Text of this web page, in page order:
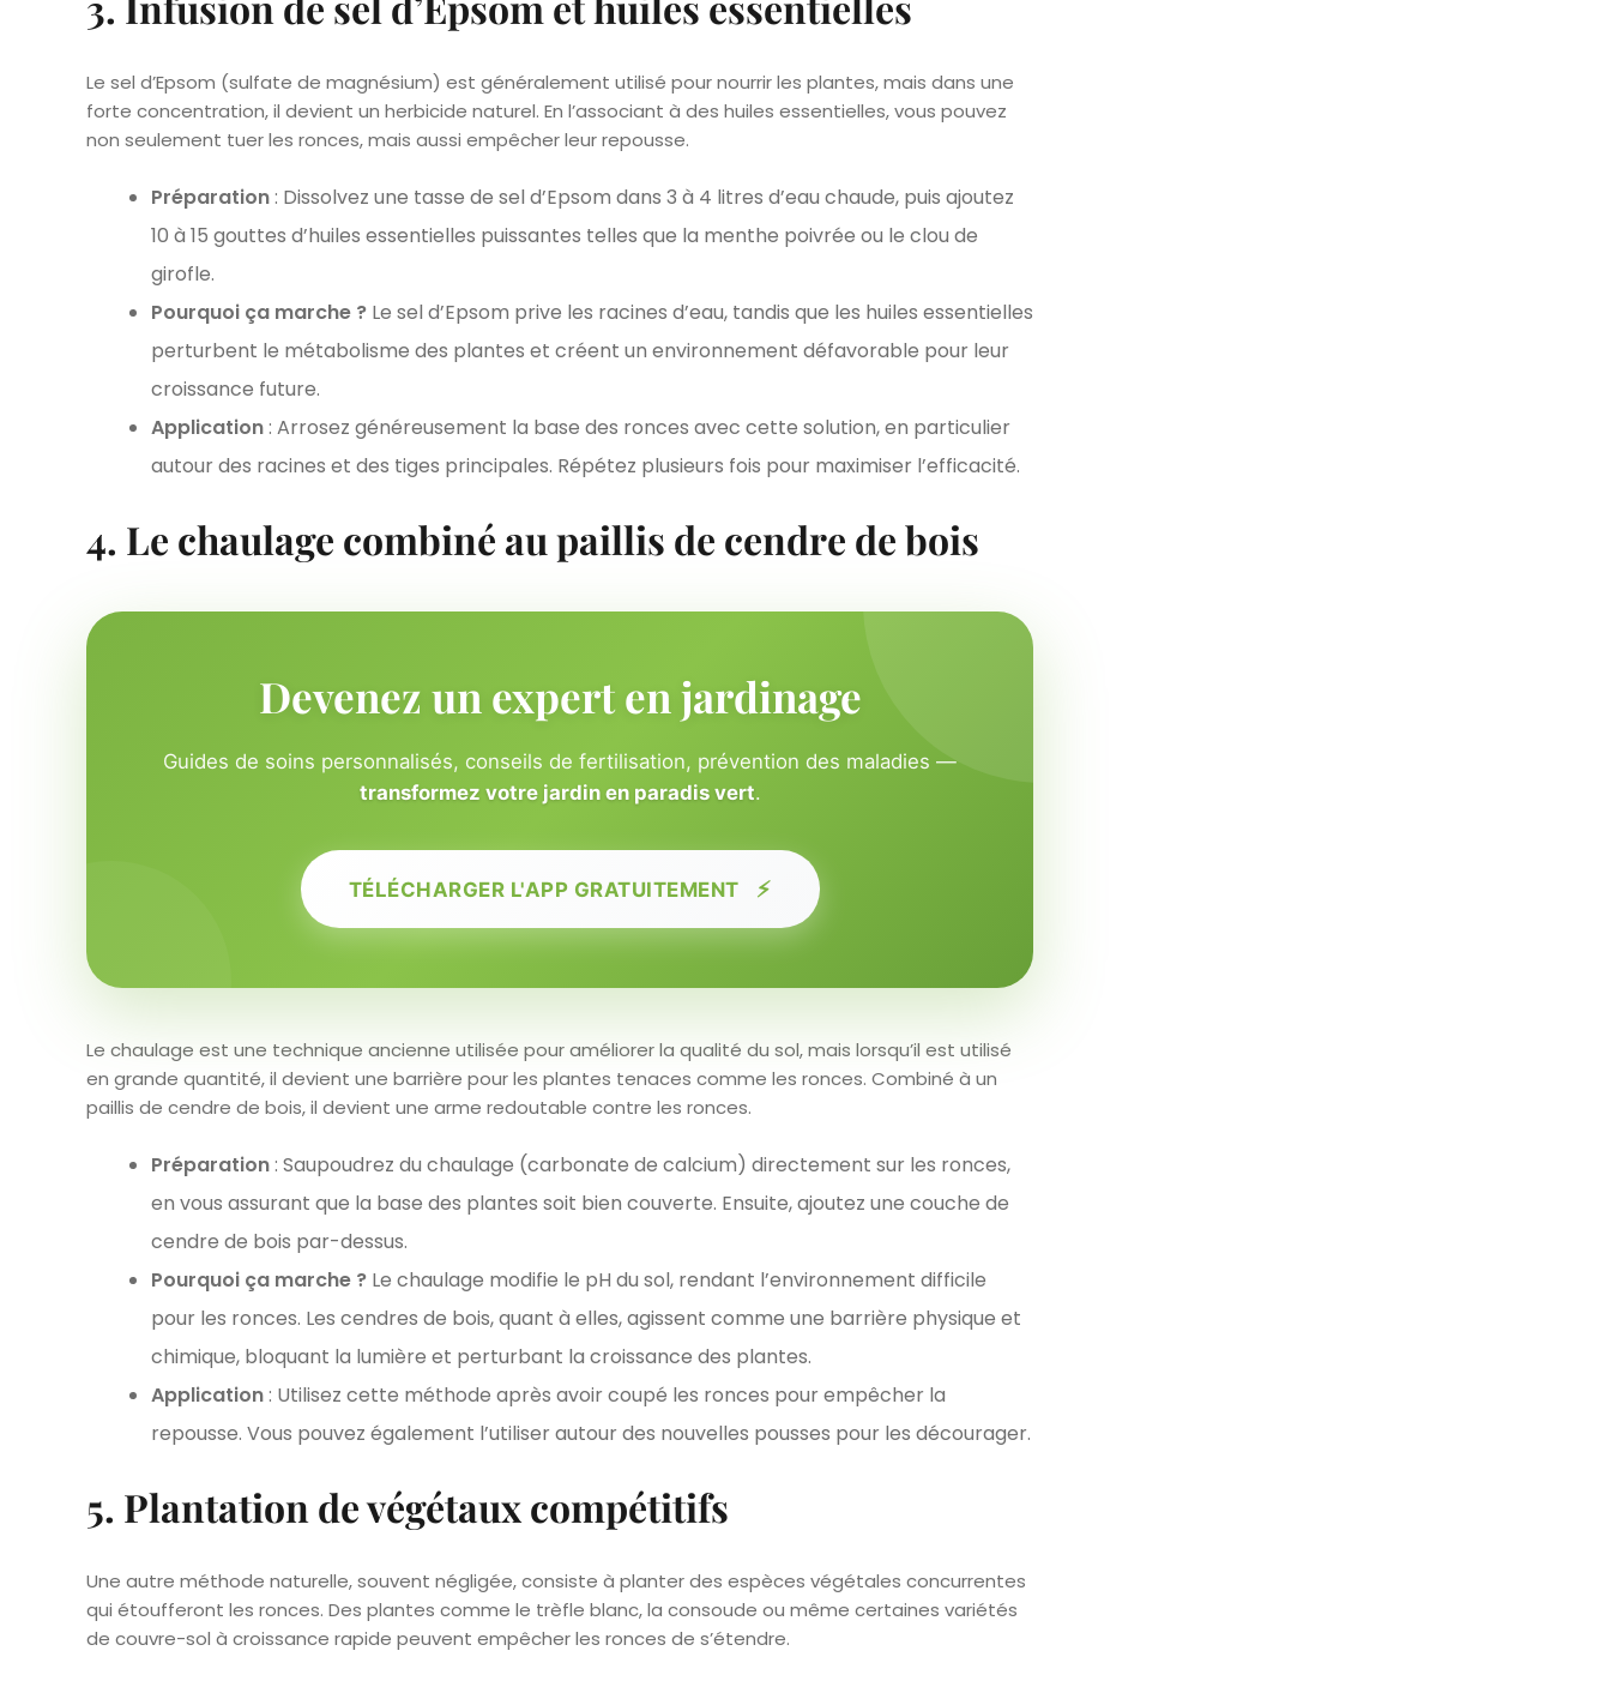
Le sel d’Epsom (sulfate de magnésium) est généralement utilisé pour nourrir les plantes, mais dans une
forte concentration, il devient un herbicide naturel. En l’associant à des huiles essentielles, vous pouvez
non seulement tuer les ronces, mais aussi empêcher leur repousse.
Préparation : Dissolvez une tasse de sel d’Epsom dans 3 à 4 litres d’eau chaude, puis ajoutez
10 à 15 gouttes d’huiles essentielles puissantes telles que la menthe poivrée ou le clou de
girofle.
Pourquoi ça marche ? Le sel d’Epsom prive les racines d’eau, tandis que les huiles essentielles
perturbent le métabolisme des plantes et créent un environnement défavorable pour leur
croissance future.
Application : Arrosez généreusement la base des ronces avec cette solution, en particulier
autour des racines et des tiges principales. Répétez plusieurs fois pour maximiser l’efficacité.
4. Le chaulage combiné au paillis de cendre de bois
Devenez un expert en jardinage
Guides de soins personnalisés, conseils de fertilisation, prévention des maladies —
transformez votre jardin en paradis vert.
TÉLÉCHARGER L'APP GRATUITEMENT ⚡
Le chaulage est une technique ancienne utilisée pour améliorer la qualité du sol, mais lorsqu’il est utilisé
en grande quantité, il devient une barrière pour les plantes tenaces comme les ronces. Combiné à un
paillis de cendre de bois, il devient une arme redoutable contre les ronces.
Préparation : Saupoudrez du chaulage (carbonate de calcium) directement sur les ronces,
en vous assurant que la base des plantes soit bien couverte. Ensuite, ajoutez une couche de
cendre de bois par-dessus.
Pourquoi ça marche ? Le chaulage modifie le pH du sol, rendant l’environnement difficile
pour les ronces. Les cendres de bois, quant à elles, agissent comme une barrière physique et
chimique, bloquant la lumière et perturbant la croissance des plantes.
Application : Utilisez cette méthode après avoir coupé les ronces pour empêcher la
repousse. Vous pouvez également l’utiliser autour des nouvelles pousses pour les décourager.
5. Plantation de végétaux compétitifs
Une autre méthode naturelle, souvent négligée, consiste à planter des espèces végétales concurrentes
qui étoufferont les ronces. Des plantes comme le trèfle blanc, la consoude ou même certaines variétés
de couvre-sol à croissance rapide peuvent empêcher les ronces de s’étendre.